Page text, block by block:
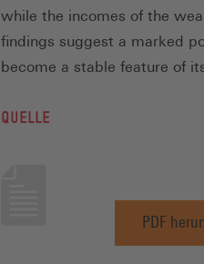
while the incomes of the
findings suggest a marked
become a stable feature of
QUELLE
PDF